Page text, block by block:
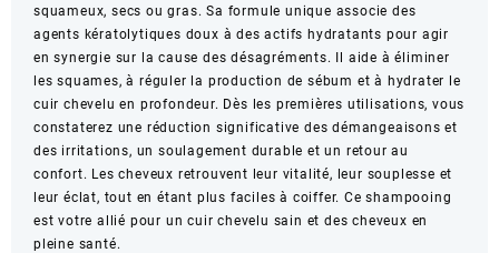
Cheveux
et
cuir
chevelu
à
tendance
squameuse
–
150ml
squameux, secs ou gras. Sa formule unique associe des
agents kératolytiques doux à des actifs hydratants pour agir
en synergie sur la cause des désagréments. Il aide à éliminer
les squames, à réguler la production de sébum et à hydrater le
cuir chevelu en profondeur. Dès les premières utilisations, vous
constaterez une réduction significative des démangeaisons et
des irritations, un soulagement durable et un retour au
confort. Les cheveux retrouvent leur vitalité, leur souplesse et
leur éclat, tout en étant plus faciles à coiffer. Ce shampooing
est votre allié pour un cuir chevelu sain et des cheveux en
pleine santé.